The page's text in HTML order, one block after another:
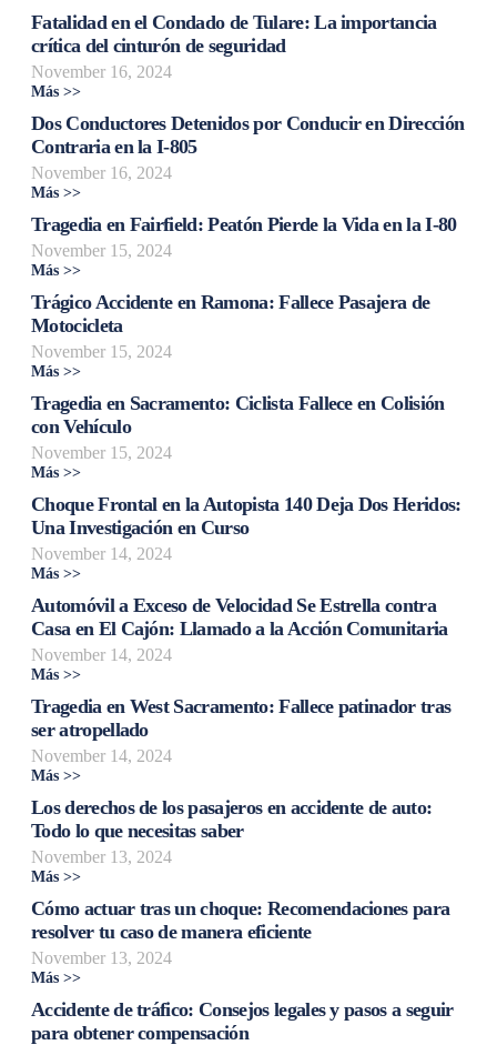
Fatalidad en el Condado de Tulare: La importancia
crítica del cinturón de seguridad
November 16, 2024
Más >>
Dos Conductores Detenidos por Conducir en Dirección
Contraria en la I-805
November 16, 2024
Más >>
Tragedia en Fairfield: Peatón Pierde la Vida en la I-80
November 15, 2024
Más >>
Trágico Accidente en Ramona: Fallece Pasajera de
Motocicleta
November 15, 2024
Más >>
Tragedia en Sacramento: Ciclista Fallece en Colisión
con Vehículo
November 15, 2024
Más >>
Choque Frontal en la Autopista 140 Deja Dos Heridos:
Una Investigación en Curso
November 14, 2024
Más >>
Automóvil a Exceso de Velocidad Se Estrella contra
Casa en El Cajón: Llamado a la Acción Comunitaria
November 14, 2024
Más >>
Tragedia en West Sacramento: Fallece patinador tras
ser atropellado
November 14, 2024
Más >>
Los derechos de los pasajeros en accidente de auto:
Todo lo que necesitas saber
November 13, 2024
Más >>
Cómo actuar tras un choque: Recomendaciones para
resolver tu caso de manera eficiente
November 13, 2024
Más >>
Accidente de tráfico: Consejos legales y pasos a seguir
para obtener compensación